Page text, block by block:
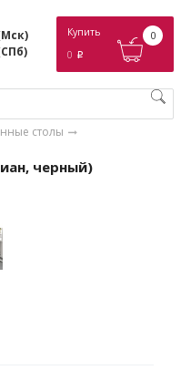
Купить
0 p
0
столы
черный)